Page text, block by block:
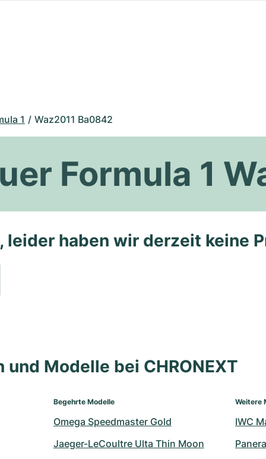
1 Waz2011 Ba0842
Formula 1
leider haben wir derzeit keine
Modelle bei CHRONEXT
Begehrte Modelle
Omega Speedmaster Gold
Jaeger-LeCoultre Ulta Thin Moon
Weitere
IWC